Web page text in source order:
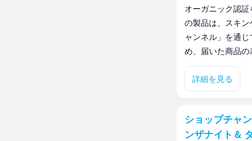
オーガニック認
の製品は、スキ
ャンネル」を通
め、届いた商品の
詳細を見る
ショップチャ
ンザナイト＆